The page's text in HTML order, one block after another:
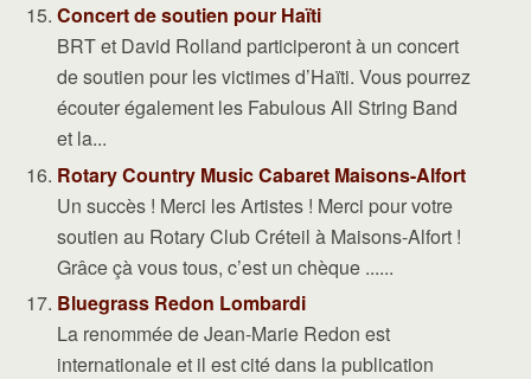
Concert de soutien pour Haïti
BRT et David Rolland participeront à un concert
de soutien pour les victimes d’Haïti. Vous pourrez
écouter également les Fabulous All String Band
et la...
Rotary Country Music Cabaret Maisons-Alfort
Un succès ! Merci les Artistes ! Merci pour votre
soutien au Rotary Club Créteil à Maisons-Alfort !
Grâce çà vous tous, c’est un chèque ......
Bluegrass Redon Lombardi
La renommée de Jean-Marie Redon est
internationale et il est cité dans la publication